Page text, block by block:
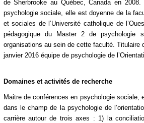
de Sherbrooke au Québec, Canada en
psychologie sociale, elle est doyenne de la
et sociales de l’Université catholique de
pédagogique du Master 2 de psychologie
organisations au sein de cette faculté. Titulaire
janvier 2016 équipe de psychologie de
Domaines et activités de recherche
Maitre de conférences en psychologie sociale,
dans le champ de la psychologie de
carrière autour de trois axes : 1) la